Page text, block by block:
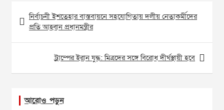
Post
navigation
নির্বাচনী ইশতেহার বাস্তবায়নে সহযোগিতায় দলীয় নেতাকর্মীদের
প্রতি আহ্বান প্রধানমন্ত্রীর
ট্রাম্পের ইরান যুদ্ধ: মিত্রদের সঙ্গে বিরোধ দীর্ঘস্থায়ী হবে
আরোও পড়ুন